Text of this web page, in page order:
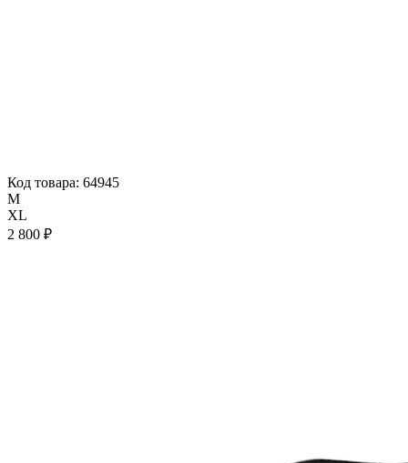
Код товара: 64945
M
XL
2 800 ₽